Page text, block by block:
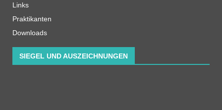
Links
Praktikanten
Downloads
SIEGEL UND AUSZEICHNUNGEN